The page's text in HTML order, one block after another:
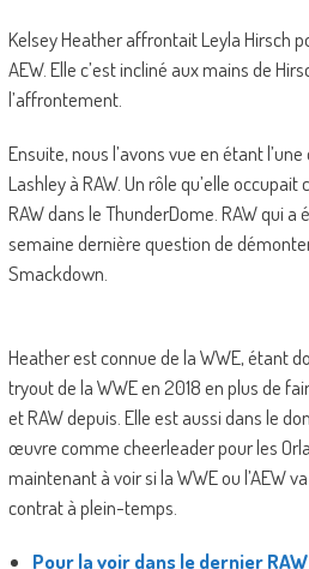
Kelsey Heather affrontait Leyla Hirsch
AEW. Elle c’est incliné aux mains de
l’affrontement.
Ensuite, nous l’avons vue en étant
Lashley à RAW. Un rôle qu’elle
RAW dans le ThunderDome. RAW qui
semaine dernière question de
Smackdown.
Heather est connue de la WWE, étant
tryout de la WWE en 2018 en plus de
et RAW depuis. Elle est aussi dans le
œuvre comme cheerleader pour les
maintenant à voir si la WWE ou l’AEW
contrat à plein-temps.
Pour la voir dans le dernier